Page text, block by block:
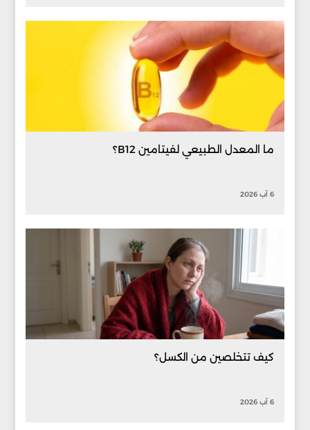
ما المعدل الطبيعي لفيتامين B12؟
6 آب 2026
كيف تتخلصين من الكسل؟
6 آب 2026